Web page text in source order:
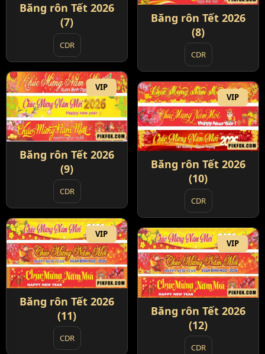
Băng rôn Tết 2026
(7)
CDR
Băng rôn Tết 2026
(8)
CDR
VIP
Băng rôn Tết 2026
(9)
CDR
VIP
Băng rôn Tết 2026
(10)
CDR
VIP
Băng rôn Tết 2026
(11)
CDR
VIP
Băng rôn Tết 2026
(12)
CDR